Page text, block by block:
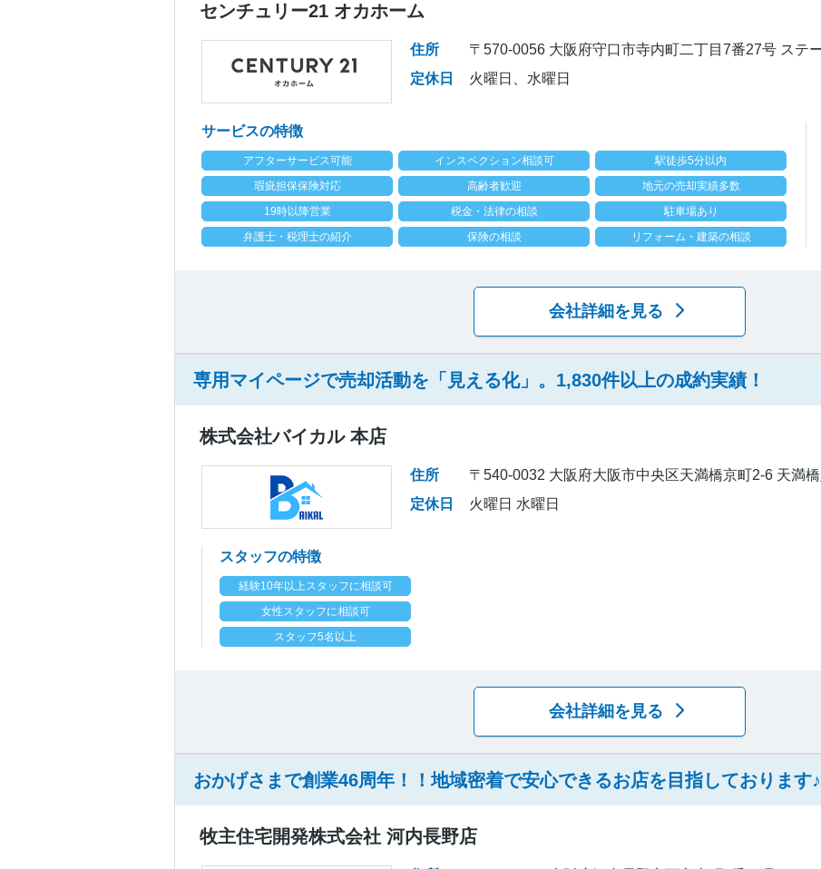
センチュリー21 オカホーム
住所
〒570-0056 大阪府守口市寺内町二丁目7番27号 ステ
定休日
火曜日、水曜日
サービスの特徴
アフターサービス可能 インスペクション相談可
駅徒歩5分以内
瑕疵担保保険対応
高齢者歓迎
地元の売却実績多数
19時以降営業
税金・法律の相談
駐車場あり
弁護士・税理士の紹介
保険の相談 リフォーム・建築の相談
会社詳細を見る
専用マイページで売却活動を「見える化」。1,830件以上の成約実績！
株式会社バイカル 本店
住所
〒540-0032 大阪府大阪市中央区天満橋京町2-6 天満
定休日
火曜日 水曜日
スタッフの特徴
経験10年以上スタッフに相談可
女性スタッフに相談可
スタッフ5名以上
会社詳細を見る
おかげさまで創業46周年！！地域密着で安心できるお店を目指しております♪
牧主住宅開発株式会社 河内長野店